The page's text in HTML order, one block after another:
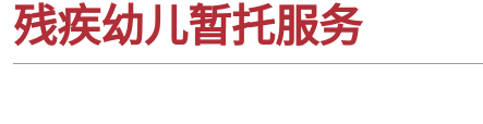
残疾幼儿暂托服务